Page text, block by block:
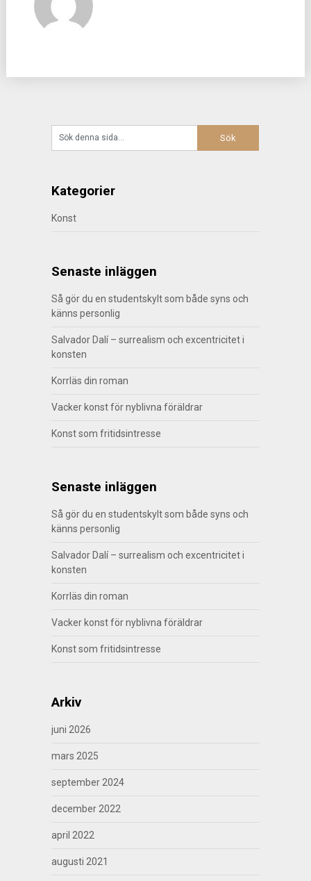
Kategorier
Konst
Senaste inläggen
Så gör du en studentskylt som både syns och
känns personlig
Salvador Dalí – surrealism och excentricitet i
konsten
Korrläs din roman
Vacker konst för nyblivna föräldrar
Konst som fritidsintresse
Senaste inläggen
Så gör du en studentskylt som både syns och
känns personlig
Salvador Dalí – surrealism och excentricitet i
konsten
Korrläs din roman
Vacker konst för nyblivna föräldrar
Konst som fritidsintresse
Arkiv
juni 2026
mars 2025
september 2024
december 2022
april 2022
augusti 2021